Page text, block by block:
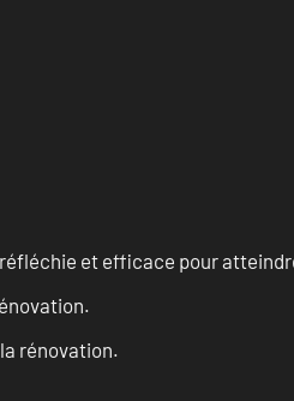
et efficace pour
rénovation.